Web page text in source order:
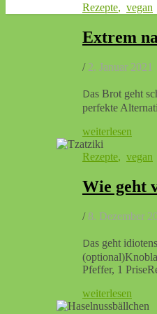
Rezepte, vegan
Extrem
/ 2. Januar 2021
Das Brot geht schnell, ohne Mehl, ohne Hefe, ohne Backpulver. Getreide vertrage ich nicht gut.Daher ist das eine
perfekte
weiterlesen
Rezepte, vegan
Wie geht
/ 8. Dezember
Das geht idiotensicher mit: Sojajoghurt, 1 BecherZwiebel, 1 StückGewürzgurken, 3-4 StückSalatgurke, 1 halbe
Pfeffer, 1
weiterlesen